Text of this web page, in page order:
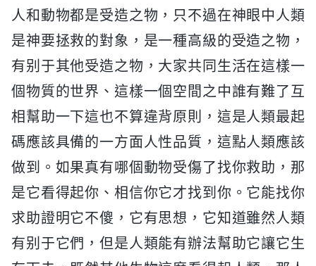
人和動物都是受造之物，只不過在神眼中人類
是神要拯救的對象，是一種高級的受造之物，
有别于其他受造之物，大家共同生活在這樣一
個物質的世界、這樣一個空間之中誰有難了互
相幫助一下這也不算違背原則，這是人類最起
碼應該具備的一方面人性品質，這點人類應該
做到。如果真有哪個動物受傷了找你救助，那
是它看得起你、相信你它才找到你。它能找你
求助證明它不傻，它有思想，它知道雖然人類
有别于它們，但是人類能有辦法幫助它讓它生